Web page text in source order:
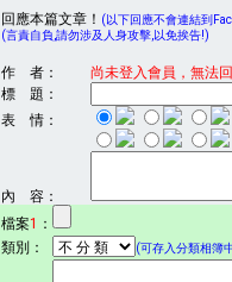
回應本篇文章！ (以下回應不會連結到
(言責自負,請勿涉及人身攻擊,以免挨告!)
作 者：
尚未登入會員，無法回
標 題：
表 情：
內 容：
檔案1 ：
類別：
(可存入分類相簿